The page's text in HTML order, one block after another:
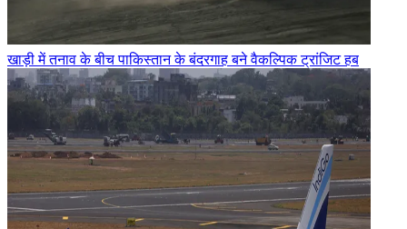
खाड़ी में तनाव के बीच पाकिस्तान के बंदरगाह बने वैकल्पिक ट्रांजिट हब